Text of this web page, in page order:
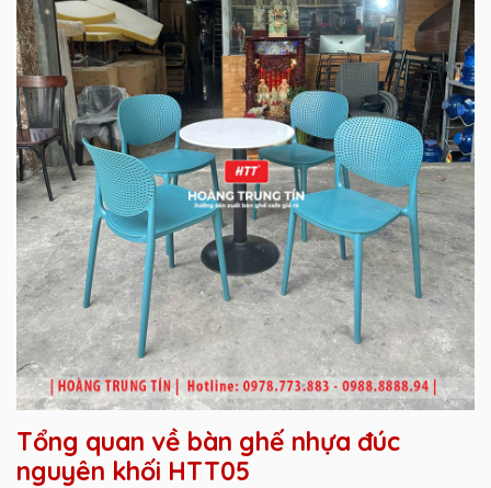
Tổng quan về bàn ghế nhựa đúc
nguyên khối HTT05